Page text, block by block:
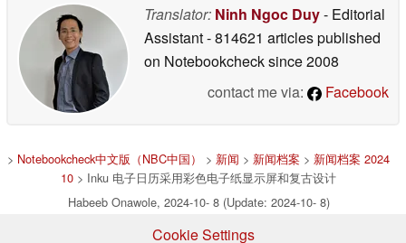
Translator: Ninh Ngoc Duy- Editorial
Assistant- 814621 articles published
on Notebookchecksince 2008
contact me via:
Facebook
> Notebookcheck中文版（NBC中国） > 新闻 > 新闻档案 > 新闻档案 2024
10 > Inku 电子日历采用彩色电子纸显示屏和复古设计
Habeeb Onawole, 2024-10- 8 (Update: 2024-10- 8)
Cookie Settings